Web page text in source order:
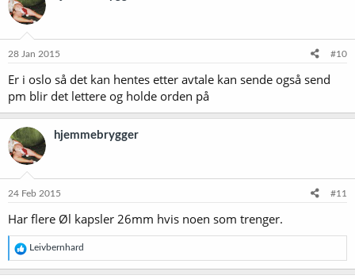
28 Jan 2015 #10
Er i oslo så det kan hentes etter avtale kan sende også send
pm blir det lettere og holde orden på
hjemmebrygger
24 Feb 2015 #11
Har flere Øl kapsler 26mm hvis noen som trenger.
R
e
a
Leivbernhard